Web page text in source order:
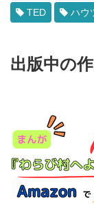
TED ハウ
出版中の